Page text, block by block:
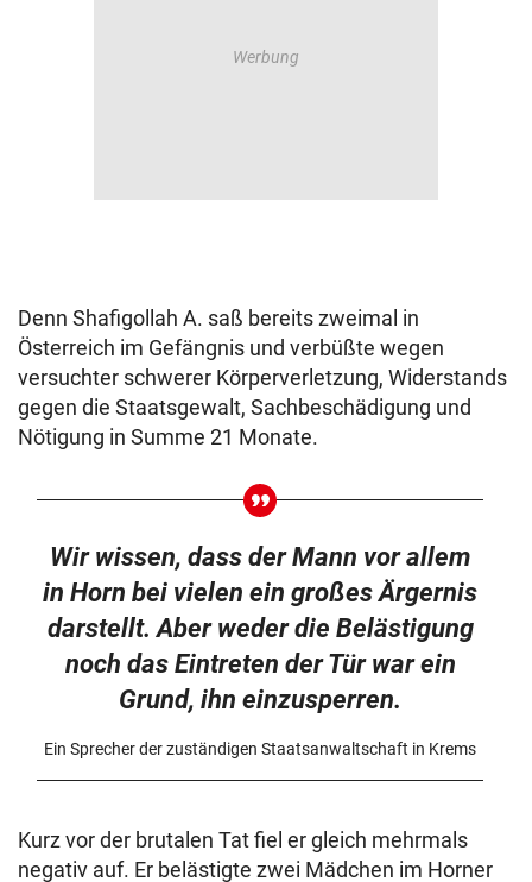
Denn Shafigollah A. saß bereits zweimal in
Österreich im Gefängnis und verbüßte wegen
versuchter schwerer Körperverletzung, Widerstands
gegen die Staatsgewalt, Sachbeschädigung und
Nötigung in Summe 21 Monate.
Wir wissen, dass der Mann vor allem
in Horn bei vielen ein großes Ärgernis
darstellt. Aber weder die Belästigung
noch das Eintreten der Tür war ein
Grund, ihn einzusperren.
Ein Sprecher der zuständigen Staatsanwaltschaft in Krems
Kurz vor der brutalen Tat fiel er gleich mehrmals
negativ auf. Er belästigte zwei Mädchen im Horner